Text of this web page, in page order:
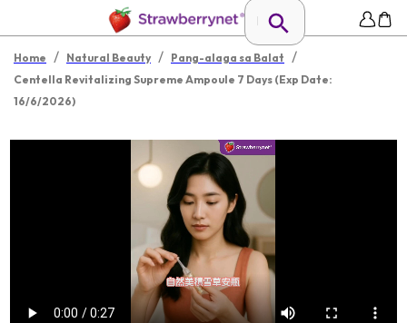
Home / Natural Beauty / Pang-alaga sa Balat /
Centella Revitalizing Supreme Ampoule 7 Days (Exp Date:
16/6/2026)